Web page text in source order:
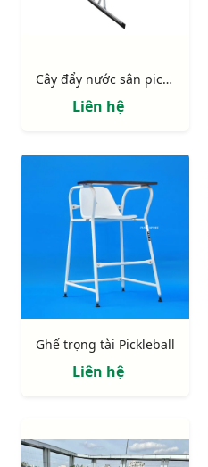
Cây đẩy nước sân pickleball
Liên hệ
Ghế trọng tài Pickleball
Liên hệ